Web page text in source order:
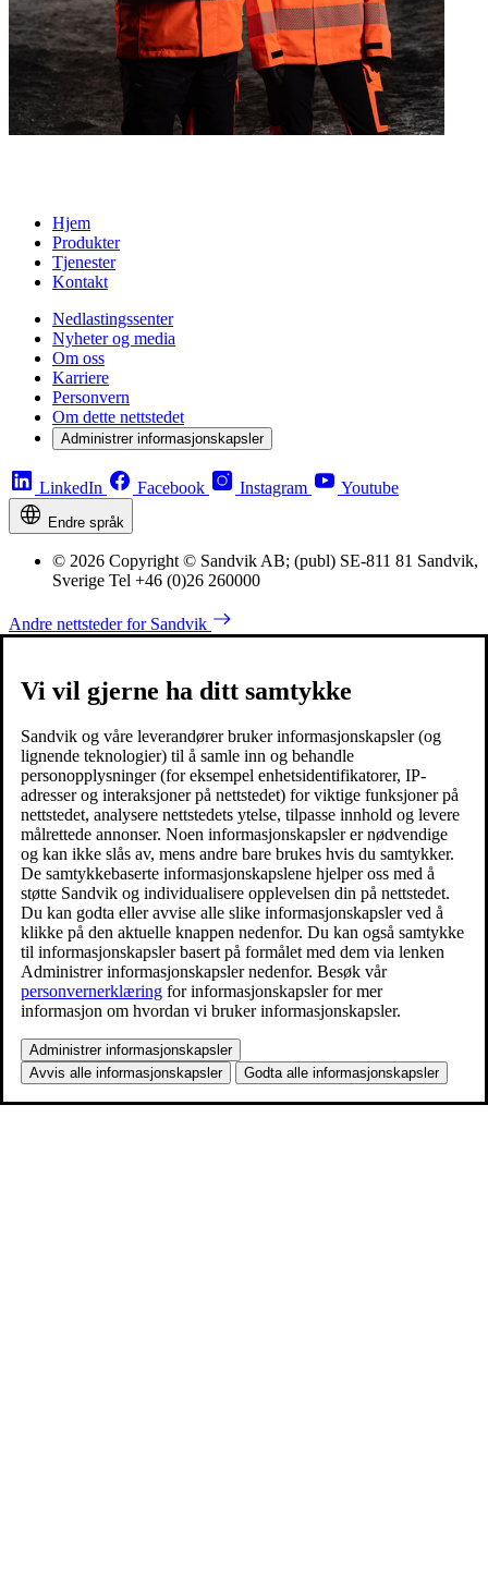
Hjem
Produkter
Tjenester
Kontakt
Nedlastingssenter
Nyheter og media
Om oss
Karriere
Personvern
Om dette nettstedet
Administrer informasjonskapsler
LinkedIn Facebook Instagram Youtube
Endre språk
© 2026 Copyright © Sandvik AB; (publ) SE-811 81 Sandvik,
Sverige Tel +46 (0)26 260000
Andre nettsteder for Sandvik
Vi vil gjerne ha ditt samtykke
Sandvik og våre leverandører bruker informasjonskapsler (og
lignende teknologier) til å samle inn og behandle
personopplysninger (for eksempel enhetsidentifikatorer, IP-
adresser og interaksjoner på nettstedet) for viktige funksjoner på
nettstedet, analysere nettstedets ytelse, tilpasse innhold og levere
målrettede annonser. Noen informasjonskapsler er nødvendige
og kan ikke slås av, mens andre bare brukes hvis du samtykker.
De samtykkebaserte informasjonskapslene hjelper oss med å
støtte Sandvik og individualisere opplevelsen din på nettstedet.
Du kan godta eller avvise alle slike informasjonskapsler ved å
klikke på den aktuelle knappen nedenfor. Du kan også samtykke
til informasjonskapsler basert på formålet med dem via lenken
Administrer informasjonskapsler nedenfor. Besøk vår
personvernerklæring for informasjonskapsler for mer
informasjon om hvordan vi bruker informasjonskapsler.
Administrer informasjonskapsler
Avvis alle informasjonskapsler
Godta alle informasjonskapsler